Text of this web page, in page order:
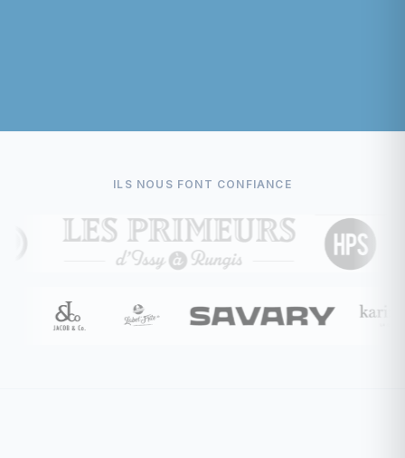
ILS NOUS FONT CONFIANCE